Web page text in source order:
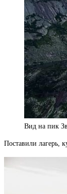
Вид на пик
Поставили лагерь,